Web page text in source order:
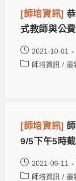
[師培資訊]
式教師與公
2021-10-01
師培資訊 / 最
[師培資訊]
9/5下午5時
2021-06-11
師培資訊 / 最